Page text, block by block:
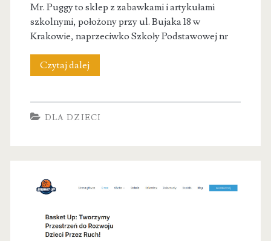
Mr. Puggy to sklep z zabawkami i artykułami
szkolnymi, położony przy ul. Bujaka 18 w
Krakowie, naprzeciwko Szkoły Podstawowej nr
Czytaj dalejMr.
artykułami
papierniczymi
DLA DZIECI